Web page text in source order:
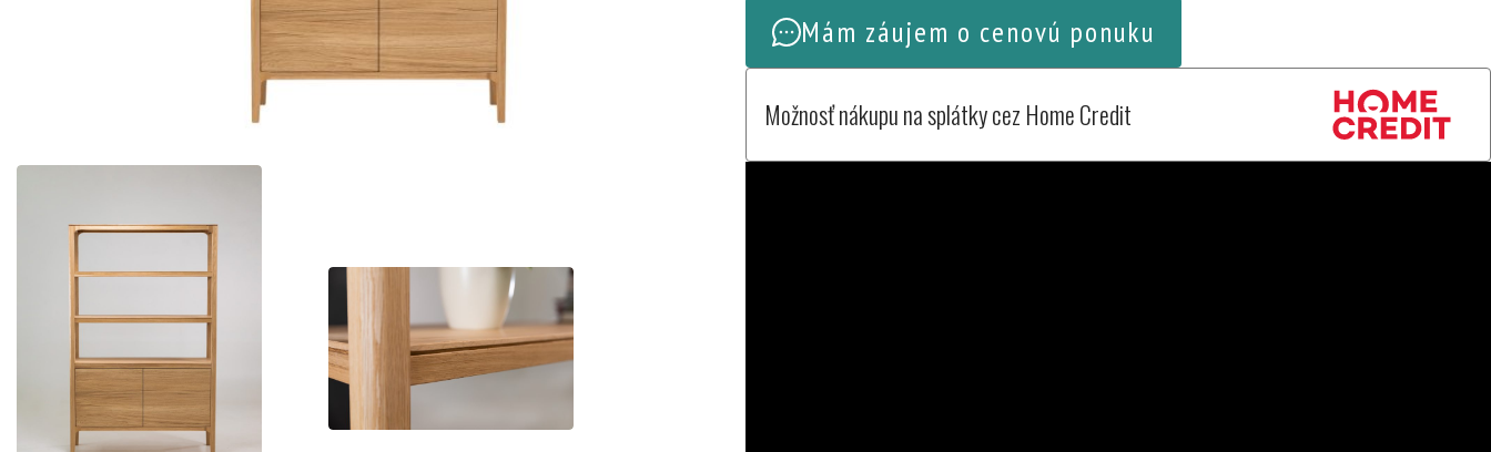
Mám záujem o cenovú ponuku
Možnosť nákupu na splátky cez Home Credit